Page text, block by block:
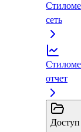
сеть
отчет
Доступ